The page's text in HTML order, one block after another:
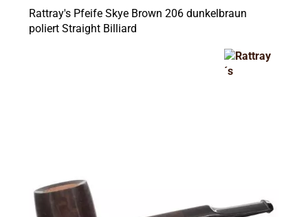
Rattray's Pfeife Skye Brown 206 dunkelbraun
poliert Straight Billiard